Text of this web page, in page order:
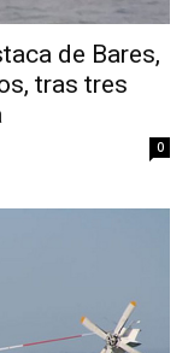
de Bares,
tras tres
0